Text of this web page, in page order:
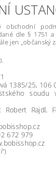
obchodní
dle § 1751
jen „občanský
1385/25, 106
soudu
Robert Rajdl,
672 979